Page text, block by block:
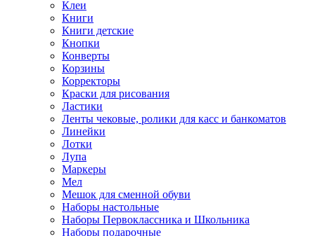
Клеи
Книги
Книги детские
Кнопки
Конверты
Корзины
Корректоры
Краски для рисования
Ластики
Ленты чековые, ролики для касс и банкоматов
Линейки
Лотки
Лупа
Маркеры
Мел
Мешок для сменной обуви
Наборы настольные
Наборы Первоклассника и Школьника
Наборы подарочные